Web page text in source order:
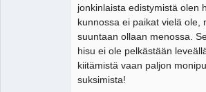
jonkinlaista edistymistä olen
kunnossa ei paikat vielä ole,
suuntaan ollaan menossa.
hisu ei ole pelkästään
kiitämistä vaan paljon
suksimista!